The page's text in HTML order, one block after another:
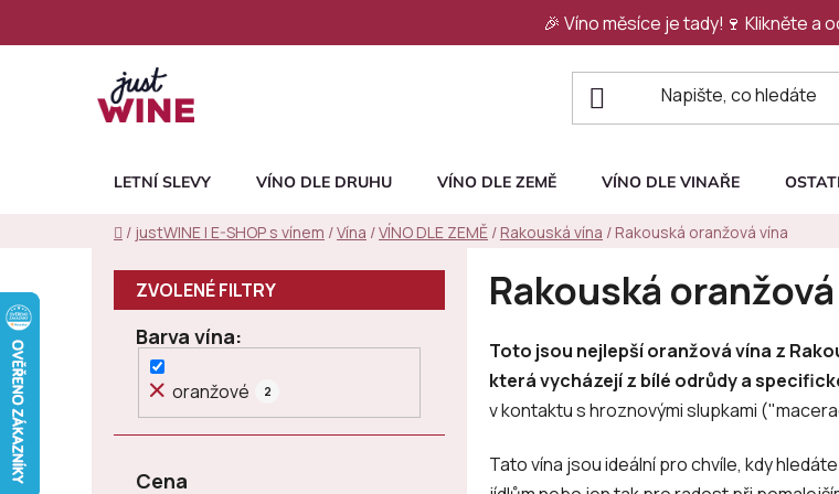
🎉 Víno měsíce je tady!🍷 Klikněte a
LETNÍ SLEVY VÍNO DLE DRUHU VÍNO DLE ZEMĚ VÍNO DLE VINAŘE
Domů
/ justWINE | E-SHOP s vínem /Vína /VÍNO DLE ZEMĚ / Rakouská vína / Rakouská oranžová vína
Barva vína
oranžové 2
Cena
Rakouská
Toto jsou nejlepší oranžová vína z
která vycházejí z bílé odrůdy a
v kontaktu s hroznovými slupkami
Tato vína jsou ideální pro chvíle, kdy